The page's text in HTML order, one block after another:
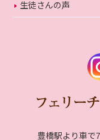
生徒さんの声
豊橋駅より車で